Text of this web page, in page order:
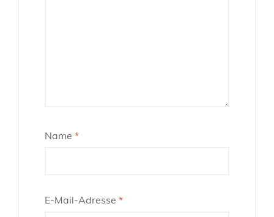
Name *
E-Mail-Adresse *